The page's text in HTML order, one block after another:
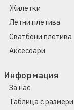
Жилетки
Летни плетива
Сватбени плетива
Аксесоари
Информация
За нас
Таблица с размери